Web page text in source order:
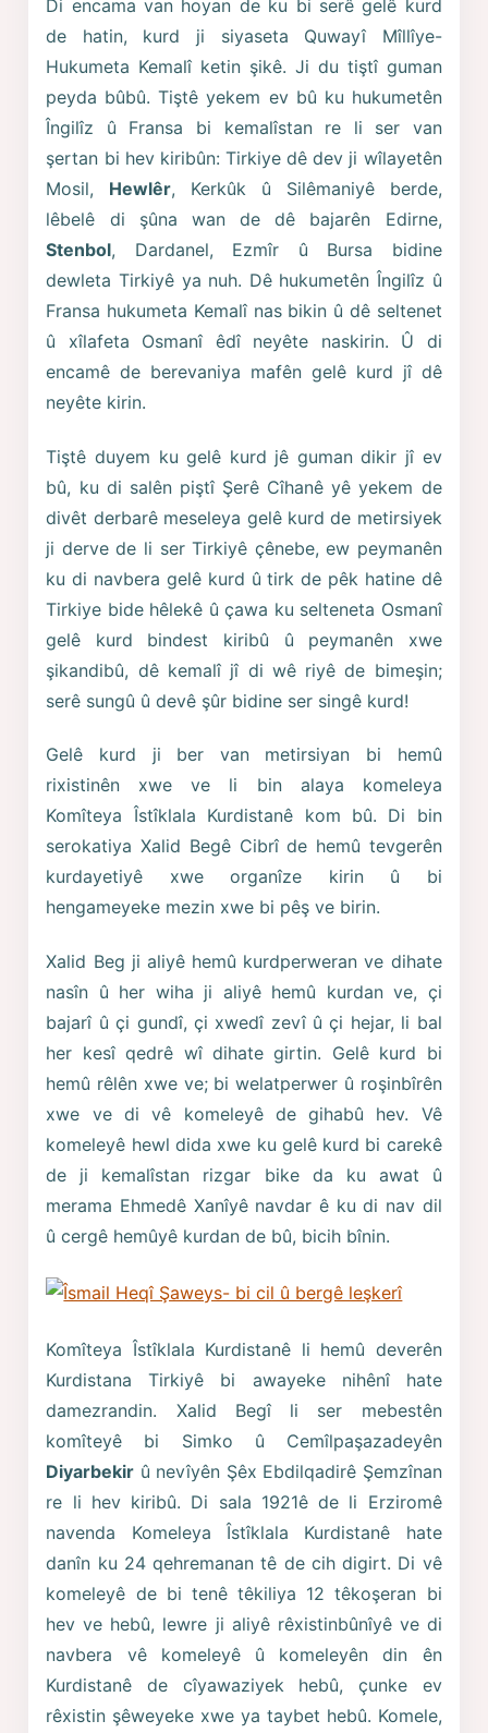
Di encama van hoyan de ku bi serê gelê kurd
de hatin, kurd ji siyaseta Quwayî Mîllîye-
Hukumeta Kemalî ketin şikê. Ji du tiştî guman
peyda bûbû. Tiştê yekem ev bû ku hukumetên
Îngilîz û Fransa bi kemalîstan re li ser van
şertan bi hev kiribûn: Tirkiye dê dev ji wîlayetên
Mosil, Hewlêr, Kerkûk û Silêmaniyê berde,
lêbelê di şûna wan de dê bajarên Edirne,
Stenbol, Dardanel, Ezmîr û Bursa bidine
dewleta Tirkiyê ya nuh. Dê hukumetên Îngilîz û
Fransa hukumeta Kemalî nas bikin û dê seltenet
û xîlafeta Osmanî êdî neyête naskirin. Û di
encamê de berevaniya mafên gelê kurd jî dê
neyête kirin.
Tiştê duyem ku gelê kurd jê guman dikir jî ev
bû, ku di salên piştî Şerê Cîhanê yê yekem de
divêt derbarê meseleya gelê kurd de metirsiyek
ji derve de li ser Tirkiyê çênebe, ew peymanên
ku di navbera gelê kurd û tirk de pêk hatine dê
Tirkiye bide hêlekê û çawa ku selteneta Osmanî
gelê kurd bindest kiribû û peymanên xwe
şikandibû, dê kemalî jî di wê riyê de bimeşin;
serê sungû û devê şûr bidine ser singê kurd!
Gelê kurd ji ber van metirsiyan bi hemû
rixistinên xwe ve li bin alaya komeleya
Komîteya Îstîklala Kurdistanê kom bû. Di bin
serokatiya Xalid Begê Cibrî de hemû tevgerên
kurdayetiyê xwe organîze kirin û bi
hengameyeke mezin xwe bi pêş ve birin.
Xalid Beg ji aliyê hemû kurdperweran ve dihate
nasîn û her wiha ji aliyê hemû kurdan ve, çi
bajarî û çi gundî, çi xwedî zevî û çi hejar, li bal
her kesî qedrê wî dihate girtin. Gelê kurd bi
hemû rêlên xwe ve; bi welatperwer û roşinbîrên
xwe ve di vê komeleyê de gihabû hev. Vê
komeleyê hewl dida xwe ku gelê kurd bi carekê
de ji kemalîstan rizgar bike da ku awat û
merama Ehmedê Xanîyê navdar ê ku di nav dil
û cergê hemûyê kurdan de bû, bicih bînin.
Komîteya Îstîklala Kurdistanê li hemû deverên
Kurdistana Tirkiyê bi awayeke nihênî hate
damezrandin. Xalid Begî li ser mebestên
komîteyê bi Simko û Cemîlpaşazadeyên
Diyarbekir û nevîyên Şêx Ebdilqadirê Şemzînan
re li hev kiribû. Di sala 1921ê de li Erziromê
navenda Komeleya Îstîklala Kurdistanê hate
danîn ku 24 qehremanan tê de cih digirt. Di vê
komeleyê de bi tenê têkiliya 12 têkoşeran bi
hev ve hebû, lewre ji aliyê rêxistinbûnîyê ve di
navbera vê komeleyê û komeleyên din ên
Kurdistanê de cîyawaziyek hebû, çunke ev
rêxistin şêweyeke xwe ya taybet hebû. Komele,